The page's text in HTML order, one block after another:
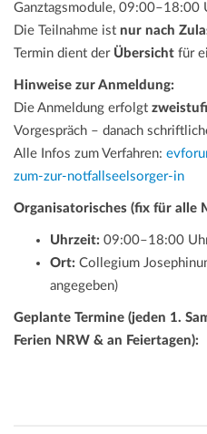
Ganztagsmodule, 09:00–18:00
Die Teilnahme ist nur nach
Termin dient der Übersicht für
Hinweise zur Anmeldung:
Die Anmeldung erfolgt
Vorgespräch – danach
Alle Infos zum Verfahren:
zum-zur-notfallseelsorger-in
Organisatorisches (fix für alle
Uhrzeit: 09:00–18:00
Ort: Collegium
angegeben)
Geplante Termine (jeden 1.
Ferien NRW & an Feiertagen):